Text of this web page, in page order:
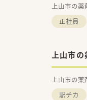
上山市の
正社員
上山市の
上山市の
駅チカ